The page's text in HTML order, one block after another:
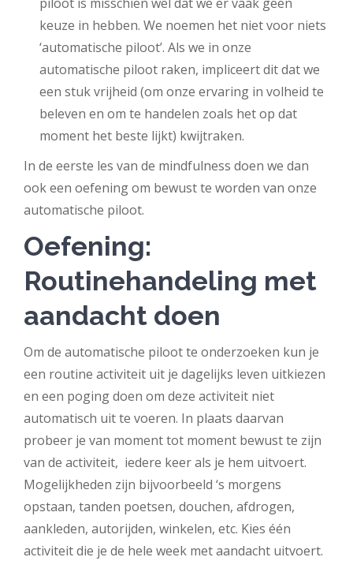
keuze in hebben. We noemen het niet voor niets
‘automatische piloot’. Als we in onze
automatische piloot raken, impliceert dit dat we
een stuk vrijheid (om onze ervaring in volheid te
beleven en om te handelen zoals het op dat
moment het beste lijkt) kwijtraken.
In de eerste les van de mindfulness doen we dan
ook een oefening om bewust te worden van onze
automatische piloot.
Oefening:
Routinehandeling met
aandacht doen
Om de automatische piloot te onderzoeken kun je
een routine activiteit uit je dagelijks leven uitkiezen
en een poging doen om deze activiteit niet
automatisch uit te voeren. In plaats daarvan
probeer je van moment tot moment bewust te zijn
van de activiteit, iedere keer als je hem uitvoert.
Mogelijkheden zijn bijvoorbeeld ‘s morgens
opstaan, tanden poetsen, douchen, afdrogen,
aankleden, autorijden, winkelen, etc. Kies één
activiteit die je de hele week met aandacht uitvoert.